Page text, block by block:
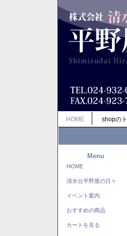
HOME shopの
Menu
HOME
清水台平野屋の日々
イベント案内
おすすめの商品
カートを見る